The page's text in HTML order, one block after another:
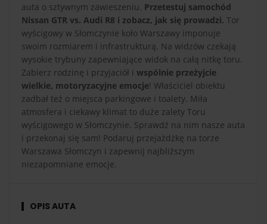
auta o sztywnym zawieszeniu. Przetestuj samochód
Nissan GTR vs. Audi R8 i zobacz, jak się prowadzi. Tor
wyścigowy w Słomczynie koło Warszawy imponuje
swoim rozmiarem i infrastrukturą. Na widzów czekają
wysokie trybuny zapewniające widok na całą nitkę toru.
Zabierz rodzinę i przyjaciół i wspólnie przeżyjcie
wielkie, motoryzacyjne emocje! Właściciel obiektu
zadbał też o miejsca parkingowe i toalety. Miła
atmosfera i ciekawy klimat to duże zalety Toru
wyścigowego w Słomczynie. Sprawdź na nim nasze auta
i przekonaj się sam! Podaruj przejażdżkę na torze
Warszawa Słomczyn i zapewnij najbliższym
niezapomniane emocje.
OPIS AUTA